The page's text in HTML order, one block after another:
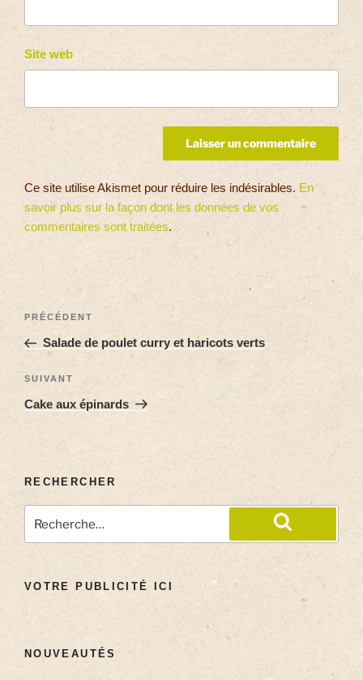
Site web
Ce site utilise Akismet pour réduire les indésirables. En
savoir plus sur la façon dont les données de vos
commentaires sont traitées.
PRÉCÉDENT
Salade de poulet curry et haricots verts
SUIVANT
Cake aux épinards
RECHERCHER
VOTRE PUBLICITÉ ICI
NOUVEAUTÉS